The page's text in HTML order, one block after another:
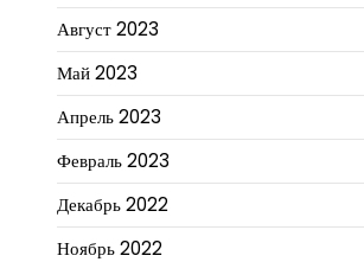
Август 2023
Май 2023
Апрель 2023
Февраль 2023
Декабрь 2022
Ноябрь 2022